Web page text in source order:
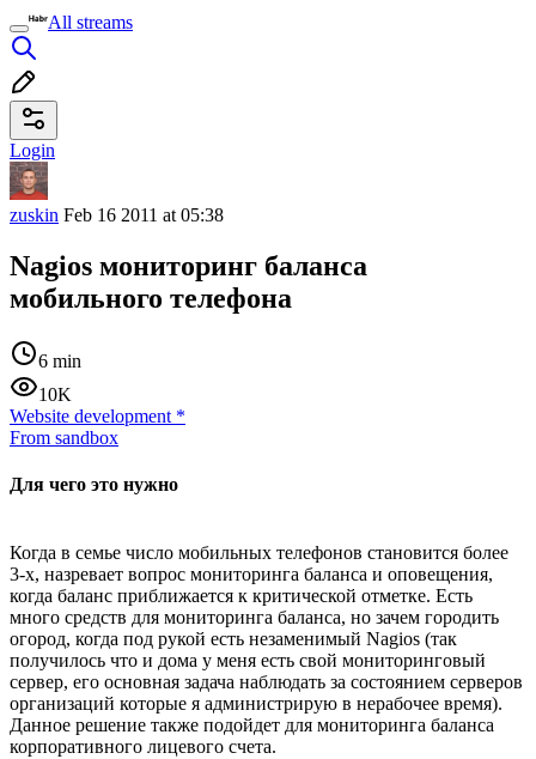
All streams
Login
zuskin Feb 16 2011 at 05:38
Nagios мониторинг баланса
мобильного телефона
6 min
10K
Website development *
From sandbox
Для чего это нужно
Когда в семье число мобильных телефонов становится более
3-х, назревает вопрос мониторинга баланса и оповещения,
когда баланс приближается к критической отметке. Есть
много средств для мониторинга баланса, но зачем городить
огород, когда под рукой есть незаменимый Nagios (так
получилось что и дома у меня есть свой мониторинговый
сервер, его основная задача наблюдать за состоянием серверов
организаций которые я администрирую в нерабочее время).
Данное решение также подойдет для мониторинга баланса
корпоративного лицевого счета.